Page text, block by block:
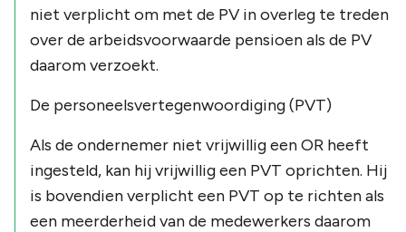
niet verplicht om met de PV in overleg te treden
over de arbeidsvoorwaarde pensioen als de PV
daarom verzoekt.
De personeelsvertegenwoordiging (PVT)
Als de ondernemer niet vrijwillig een OR heeft
ingesteld, kan hij vrijwillig een PVT oprichten. Hij
is bovendien verplicht een PVT op te richten als
een meerderheid van de medewerkers daarom